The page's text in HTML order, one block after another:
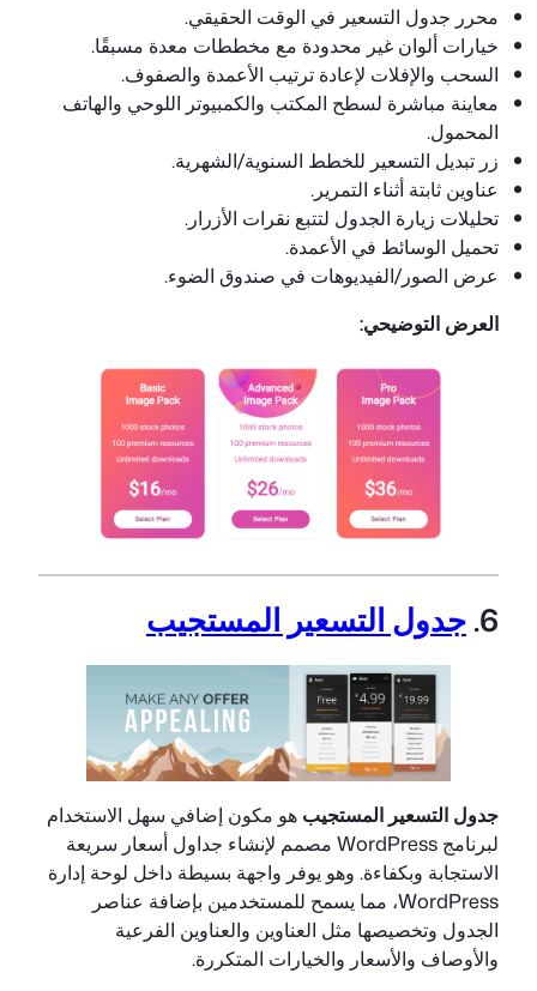
محرر جدول التسعير في الوقت الحقيقي.
خيارات ألوان غير محدودة مع مخططات معدة مسبقًا.
السحب والإفلات لإعادة ترتيب الأعمدة والصفوف.
معاينة مباشرة لسطح المكتب والكمبيوتر اللوحي والهاتف
المحمول.
زر تبديل التسعير للخطط السنوية/الشهرية.
عناوين ثابتة أثناء التمرير.
تحليلات زيارة الجدول لتتبع نقرات الأزرار.
تحميل الوسائط في الأعمدة.
عرض الصور/الفيديوهات في صندوق الضوء.
العرض التوضيحي:
6. جدول التسعير المستجيب
جدول التسعير المستجيب هو مكون إضافي سهل الاستخدام
لبرنامج WordPress مصمم لإنشاء جداول أسعار سريعة
الاستجابة وبكفاءة. وهو يوفر واجهة بسيطة داخل لوحة إدارة
WordPress، مما يسمح للمستخدمين بإضافة عناصر
الجدول وتخصيصها مثل العناوين والعناوين الفرعية
والأوصاف والأسعار والخيارات المتكررة.